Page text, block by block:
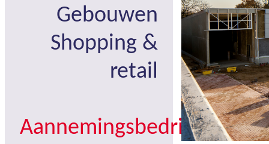
Gebouwen
Shopping &
retail
Aannemingsbedrijf